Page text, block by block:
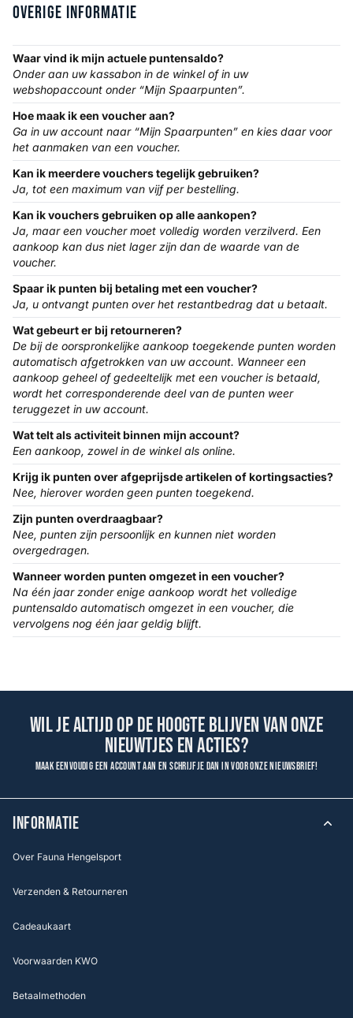
Overige Informatie
Waar vind ik mijn actuele puntensaldo?
Onder aan uw kassabon in de winkel of in uw
webshopaccount onder “Mijn Spaarpunten”.
Hoe maak ik een voucher aan?
Ga in uw account naar “Mijn Spaarpunten” en kies daar voor
het aanmaken van een voucher.
Kan ik meerdere vouchers tegelijk gebruiken?
Ja, tot een maximum van vijf per bestelling.
Kan ik vouchers gebruiken op alle aankopen?
Ja, maar een voucher moet volledig worden verzilverd. Een
aankoop kan dus niet lager zijn dan de waarde van de
voucher.
Spaar ik punten bij betaling met een voucher?
Ja, u ontvangt punten over het restantbedrag dat u betaalt.
Wat gebeurt er bij retourneren?
De bij de oorspronkelijke aankoop toegekende punten worden
automatisch afgetrokken van uw account. Wanneer een
aankoop geheel of gedeeltelijk met een voucher is betaald,
wordt het corresponderende deel van de punten weer
teruggezet in uw account.
Wat telt als activiteit binnen mijn account?
Een aankoop, zowel in de winkel als online.
Krijg ik punten over afgeprijsde artikelen of kortingsacties?
Nee, hierover worden geen punten toegekend.
Zijn punten overdraagbaar?
Nee, punten zijn persoonlijk en kunnen niet worden
overgedragen.
Wanneer worden punten omgezet in een voucher?
Na één jaar zonder enige aankoop wordt het volledige
puntensaldo automatisch omgezet in een voucher, die
vervolgens nog één jaar geldig blijft.
Wil je altijd op de hoogte blijven van onze
nieuwtjes en acties?
Maak eenvoudig een account aan en schrijf je dan in voor onze nieuwsbrief!
INFORMATIE
Over Fauna Hengelsport
Verzenden & Retourneren
Cadeaukaart
Voorwaarden KWO
Betaalmethoden